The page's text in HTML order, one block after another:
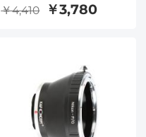
￥4,410
￥3,780